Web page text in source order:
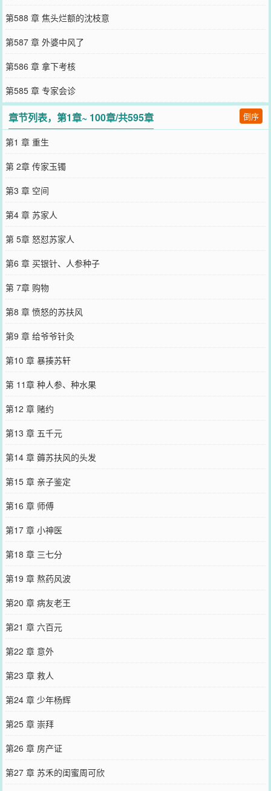
第588 章 焦头烂额的沈枝意
第587 章 外婆中风了
第586 章 拿下考核
第585 章 专家会诊
章节列表，第1章~ 100章/共595章 倒序
第1 章 重生
第 2章 传家玉镯
第3 章 空间
第4 章 苏家人
第 5章 怒怼苏家人
第6 章 买银针、人参种子
第 7章 购物
第8 章 愤怒的苏扶风
第9 章 给爷爷针灸
第10 章 暴揍苏轩
第 11章 种人参、种水果
第12 章 赌约
第13 章 五千元
第14 章 薅苏扶风的头发
第15 章 亲子鉴定
第16 章 师傅
第17 章 小神医
第18 章 三七分
第19 章 熬药风波
第20 章 病友老王
第21 章 六百元
第22 章 意外
第23 章 救人
第24 章 少年杨辉
第25 章 崇拜
第26 章 房产证
第27 章 苏禾的闺蜜周可欣